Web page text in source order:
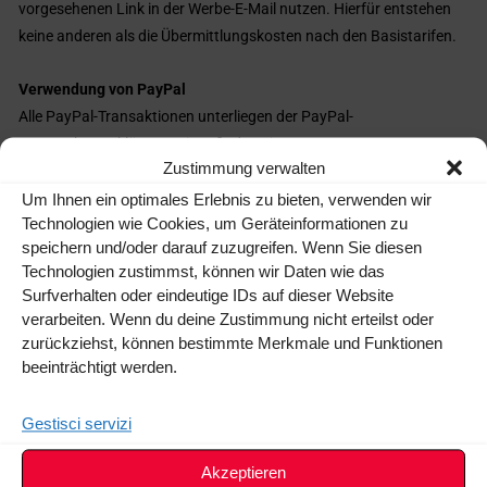
Zustimmung verwalten
Um Ihnen ein optimales Erlebnis zu bieten, verwenden wir
Technologien wie Cookies, um Geräteinformationen zu
speichern und/oder darauf zuzugreifen. Wenn Sie diesen
Technologien zustimmst, können wir Daten wie das
Surfverhalten oder eindeutige IDs auf dieser Website
verarbeiten. Wenn du deine Zustimmung nicht erteilst oder
zurückziehst, können bestimmte Merkmale und Funktionen
beeinträchtigt werden.
Gestisci servizi
Akzeptieren
vorgesehenen Link in der Werbe-E-Mail nutzen. Hierfür entstehen
keine anderen als die Übermittlungskosten nach den Basistarifen.
Verwendung von PayPal
Alle PayPal-Transaktionen unterliegen der PayPal-
Datenschutzerklärung. Diese finden Sie unter
https://www.paypal.com/en/webapps/mpp/ua/privacy-full
Cookies
Unsere Website verwendet Cookies. Cookies sind kleine
Textdateien, die im Internetbrowser bzw. vom Internetbrowser auf
dem Computersystem eines Nutzers gespeichert werden. Ruft ein
Nutzer eine Website auf, so kann ein Cookie auf dem
Betriebssystem des Nutzers gespeichert werden. Dieser Cookie
Identifizierung des Browsers beim erneuten Aufrufen der Website
nutzerfreundlicher, effektiver und sicherer zu machen. Des